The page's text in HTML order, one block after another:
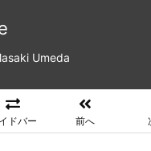
Umeda
ドバー 前へ